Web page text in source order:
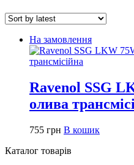
На замовлення
Ravenol SSG
олива
755 грн В кошик
Каталог товарів